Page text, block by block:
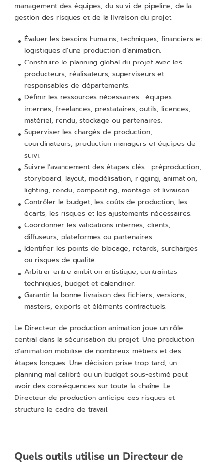
management des équipes, du suivi de pipeline, de la
gestion des risques et de la livraison du projet.
Évaluer les besoins humains, techniques, financiers et
logistiques d’une production d’animation.
Construire le planning global du projet avec les
producteurs, réalisateurs, superviseurs et
responsables de départements.
Définir les ressources nécessaires : équipes
internes, freelances, prestataires, outils, licences,
matériel, rendu, stockage ou partenaires.
Superviser les chargés de production,
coordinateurs, production managers et équipes de
suivi.
Suivre l’avancement des étapes clés : préproduction,
storyboard, layout, modélisation, rigging, animation,
lighting, rendu, compositing, montage et livraison.
Contrôler le budget, les coûts de production, les
écarts, les risques et les ajustements nécessaires.
Coordonner les validations internes, clients,
diffuseurs, plateformes ou partenaires.
Identifier les points de blocage, retards, surcharges
ou risques de qualité.
Arbitrer entre ambition artistique, contraintes
techniques, budget et calendrier.
Garantir la bonne livraison des fichiers, versions,
masters, exports et éléments contractuels.
Le Directeur de production animation joue un rôle
central dans la sécurisation du projet. Une production
d’animation mobilise de nombreux métiers et des
étapes longues. Une décision prise trop tard, un
planning mal calibré ou un budget sous-estimé peut
avoir des conséquences sur toute la chaîne. Le
Directeur de production anticipe ces risques et
structure le cadre de travail.
Quels outils utilise un Directeur de